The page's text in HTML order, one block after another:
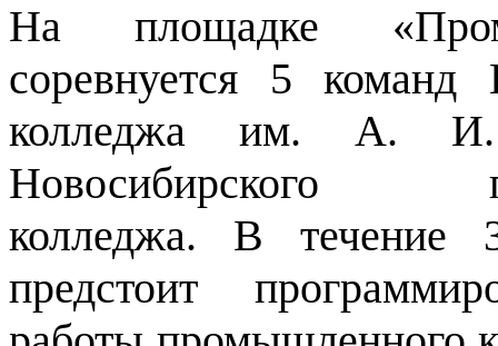
На площадке
соревнуется 5 команд
колледжа им. А. И.
Новосибирского
колледжа. В течение
предстоит